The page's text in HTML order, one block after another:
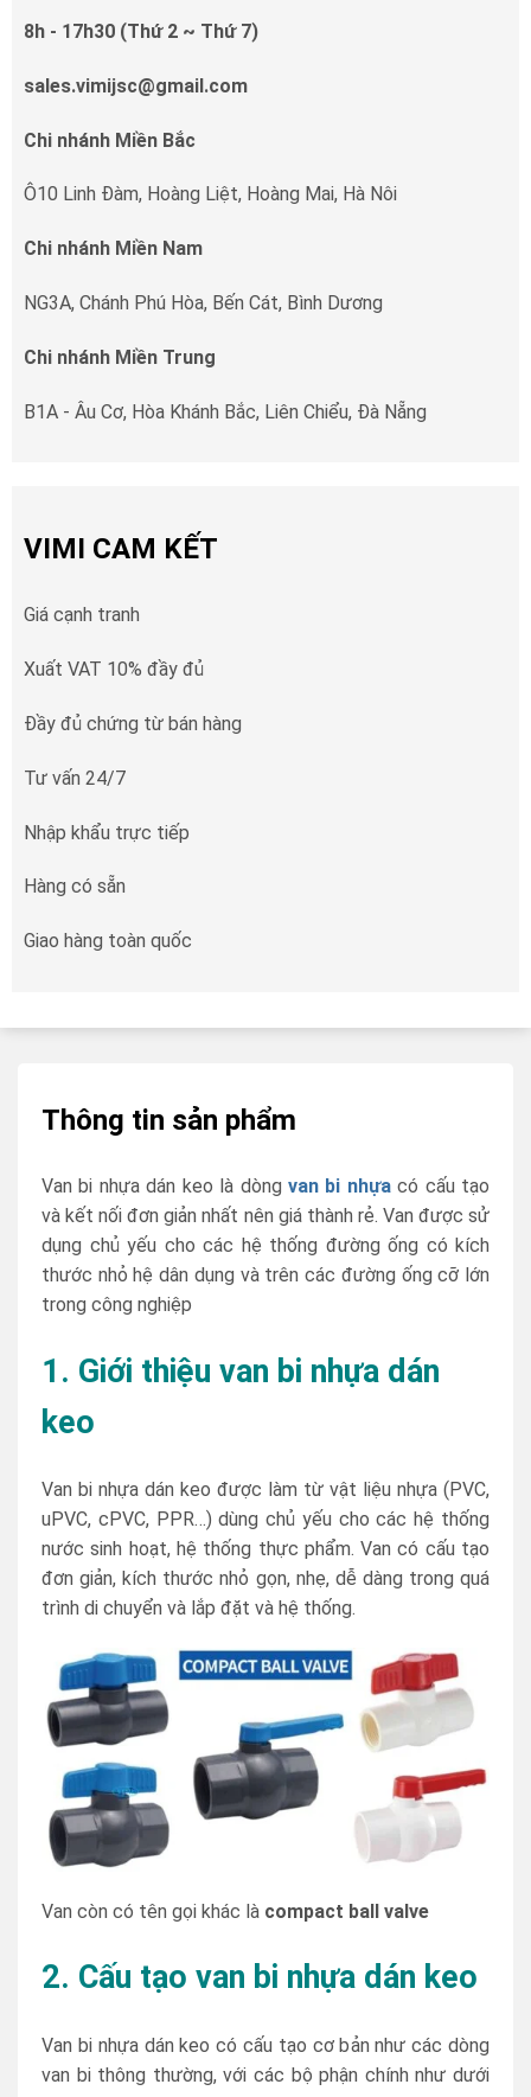
8h - 17h30 (Thứ 2 ~ Thứ 7)
sales.vimijsc@gmail.com
Chi nhánh Miền Bắc
Ô10 Linh Đàm, Hoàng Liệt, Hoàng Mai, Hà Nôi
Chi nhánh Miền Nam
NG3A, Chánh Phú Hòa, Bến Cát, Bình Dương
Chi nhánh Miền Trung
B1A - Âu Cơ, Hòa Khánh Bắc, Liên Chiểu, Đà Nẵng
VIMI CAM KẾT
Giá cạnh tranh
Xuất VAT 10% đầy đủ
Đầy đủ chứng từ bán hàng
Tư vấn 24/7
Nhập khẩu trực tiếp
Hàng có sẵn
Giao hàng toàn quốc
Thông tin sản phẩm
Van bi nhựa dán keo là dòng van bi nhựacó cấu tạo
và kết nối đơn giản nhất nên giá thành rẻ. Van được sử
dụng chủ yếu cho các hệ thống đường ống có kích
thước nhỏ hệ dân dụng và trên các đường ống cỡ lớn
trong công nghiệp
1. Giới thiệu van bi nhựa dán
keo
Van bi nhựa dán keo được làm từ vật liệu nhựa (PVC,
uPVC, cPVC, PPR…) dùng chủ yếu cho các hệ thống
nước sinh hoạt, hệ thống thực phẩm. Van có cấu tạo
đơn giản, kích thước nhỏ gọn, nhẹ, dễ dàng trong quá
trình di chuyển và lắp đặt và hệ thống.
Van còn có tên gọi khác là compact ball valve
2. Cấu tạo van bi nhựa dán keo
Van bi nhựa dán keo có cấu tạo cơ bản như các dòng
van bi thông thường, với các bộ phận chính như dưới